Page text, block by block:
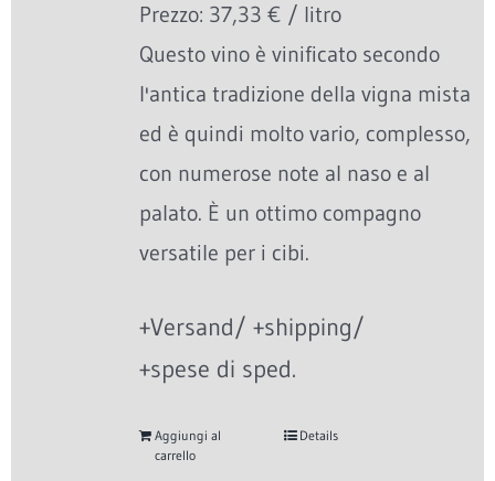
Prezzo: 37,33 € / litro
Questo vino è vinificato secondo
l'antica tradizione della vigna mista
ed è quindi molto vario, complesso,
con numerose note al naso e al
palato. È un ottimo compagno
versatile per i cibi.
+Versand/ +shipping/
+spese di sped.
Aggiungi al
carrello
Details